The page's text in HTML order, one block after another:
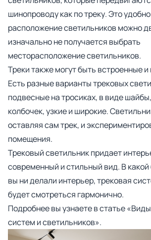
шинопроводу как по треку. Это
расположение светильников можно
изначально не получается выбрать
месторасположение светильников.
Треки также могут быть встроенные
Есть разные варианты трековых
подвесные на тросиках, в виде
колбочек, узкие и широкие.
оставляя сам трек, и
помещения.
Трековый светильник придает
современный и стильный вид. В
вы ни делали интерьер, трековая
будет смотреться гармонично.
Подробнее вы узнаете в статье «
систем и светильников».